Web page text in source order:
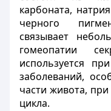
карбоната,
черного
связывает
гомеопатии
используется
заболеваний,
части живота,
цикла.